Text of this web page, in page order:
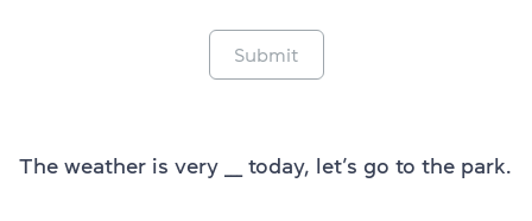
Submit
The weather is very ___ today, let’s go to the park.